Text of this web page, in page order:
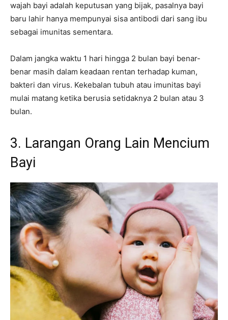
wajah bayi adalah keputusan yang bijak, pasalnya bayi
baru lahir hanya mempunyai sisa antibodi dari sang ibu
sebagai imunitas sementara.
Dalam jangka waktu 1 hari hingga 2 bulan bayi benar-
benar masih dalam keadaan rentan terhadap kuman,
bakteri dan virus. Kekebalan tubuh atau imunitas bayi
mulai matang ketika berusia setidaknya 2 bulan atau 3
bulan.
3. Larangan Orang Lain Mencium
Bayi